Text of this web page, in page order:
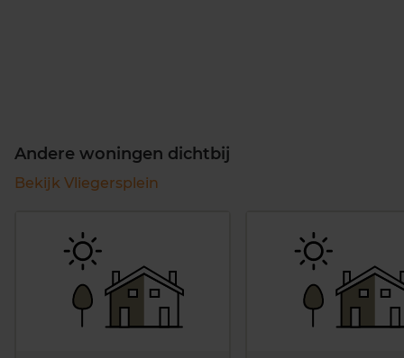
Andere woningen dichtbij
Bekijk Vliegersplein